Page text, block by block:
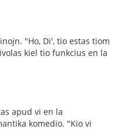
"Ho, Di', tio estas tiom
kiel tio funkcius en la
apud vi en la
komedio. "Kio vi